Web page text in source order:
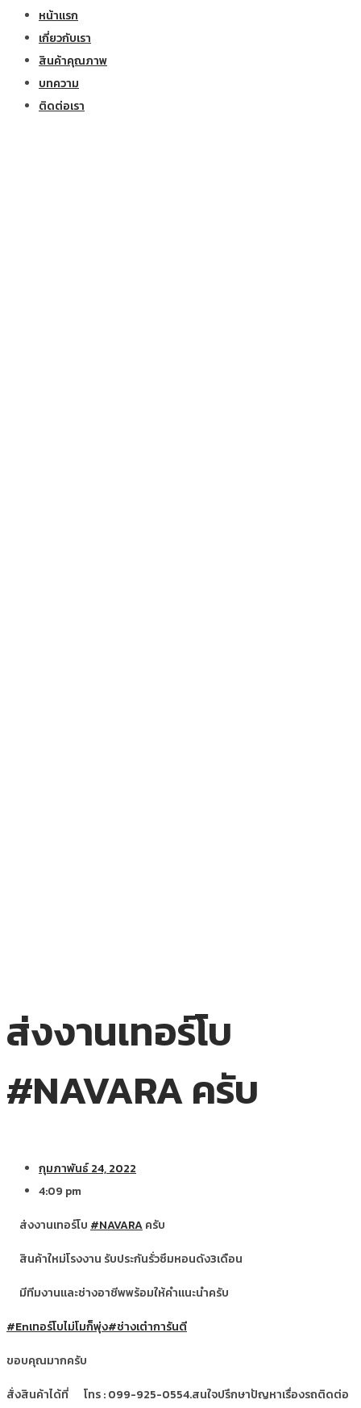
หน้าแรก
เกี่ยวกับเรา
สินค้าคุณภาพ
บทความ
ติดต่อเรา
ส่งงานเทอร์โบ
#NAVARA ครับ
กุมภาพันธ์ 24, 2022
4:09 pm
ส่งงานเทอร์โบ #NAVARAครับ
สินค้าใหม่โรงงาน รับประกันรั่วซึมหอนดัง3เดือน
มีทีมงานและช่างอาชีพพร้อมให้คำแนะนำครับ
#Enเทอร์โบไม่โมก็พุ่ง#ช่างเต๋าการันตี
ขอบคุณมากครับ
สั่งสินค้าได้ที่
โทร : 099-925-0554.สนใจปรึกษาปัญหาเรื่องรถติดต่อ